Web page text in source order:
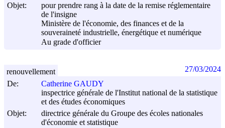
Objet:
pour prendre rang à la date de la remise réglementaire
de l'insigne
Ministère de l'économie, des finances et de la
souveraineté industrielle, énergétique et numérique
Au grade d'officier
De:
Catherine GAUDY
inspectrice générale de l'Institut national de la statistique
et des études économiques
Objet:
directrice générale du Groupe des écoles nationales
d'économie et statistique
renouvellement 27/03/2024